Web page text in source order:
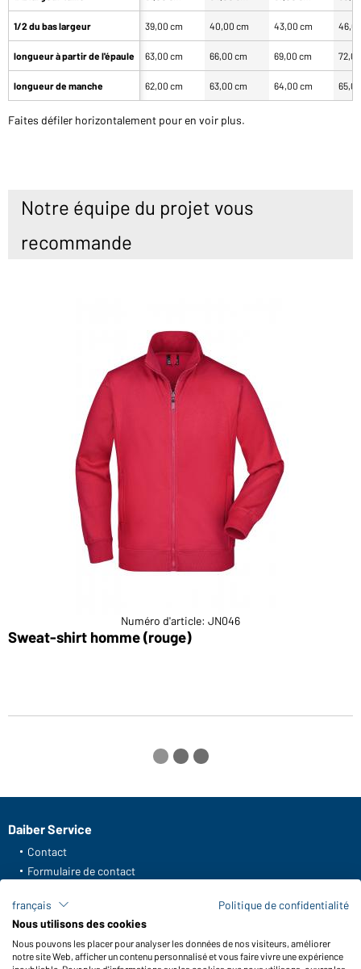
1/2 du bas largeur
longueur à partir de l'épaule
longueur de manche
39,00 cm 40,00 cm 43,00 cm
63,00 cm 66,00 cm 69,00 cm
62,00 cm 63,00 cm 64,00 cm
Faites défiler horizontalement pour en voir plus.
Notre équipe du projet vous
recommande
Numéro d'article: JN046
Sweat-shirt homme (rouge)
Daiber Service
Contact
Formulaire de contact
FAQ / Manuel d' utilisation
Vérifier le stock
Reporting system according to whistleblower protection act
français
Politique de confidentialité
Nous utilisons des cookies
Nous pouvons les placer pour analyser les données de nos visiteurs, améliorer
notre site Web, afficher un contenu personnalisé et vous faire vivre une expérience